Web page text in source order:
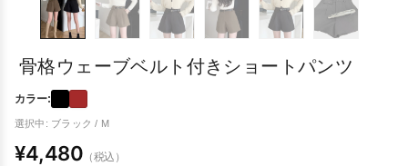
骨格ウェーブベルト付きショートパンツ
カラー:
選択中: ブラック / M
¥4,480 （税込）